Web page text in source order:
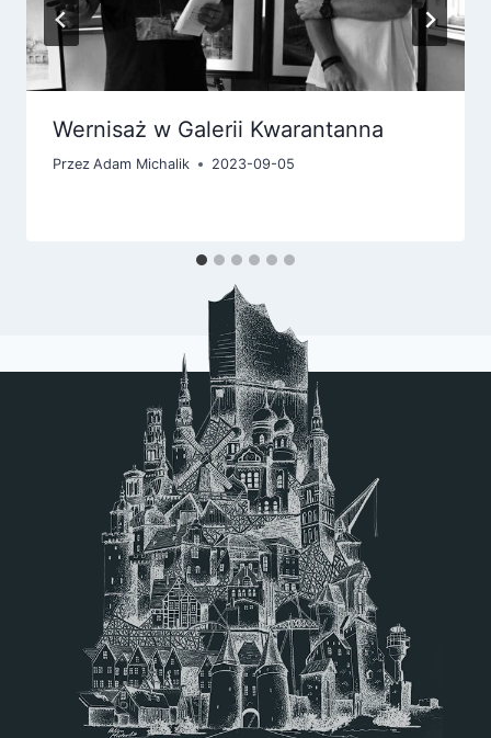
Wernisaż w Galerii Kwarantanna
Przez Adam Michalik 2023-09-05